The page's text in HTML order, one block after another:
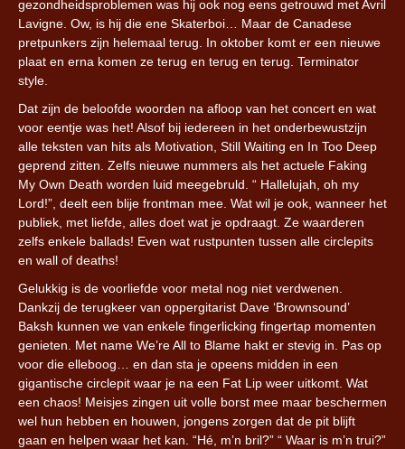
gezondheidsproblemen was hij ook nog eens getrouwd met Avril
Lavigne. Ow, is hij die ene Skaterboi… Maar de Canadese
pretpunkers zijn helemaal terug. In oktober komt er een nieuwe
plaat en erna komen ze terug en terug en terug. Terminator
style.
Dat zijn de beloofde woorden na afloop van het concert en wat
voor eentje was het! Alsof bij iedereen in het onderbewustzijn
alle teksten van hits als Motivation, Still Waiting en In Too Deep
geprend zitten. Zelfs nieuwe nummers als het actuele Faking
My Own Death worden luid meegebruld. “ Hallelujah, oh my
Lord!”, deelt een blije frontman mee. Wat wil je ook, wanneer het
publiek, met liefde, alles doet wat je opdraagt. Ze waarderen
zelfs enkele ballads! Even wat rustpunten tussen alle circlepits
en wall of deaths!
Gelukkig is de voorliefde voor metal nog niet verdwenen.
Dankzij de terugkeer van oppergitarist Dave ‘Brownsound’
Baksh kunnen we van enkele fingerlicking fingertap momenten
genieten. Met name We’re All to Blame hakt er stevig in. Pas op
voor die elleboog… en dan sta je opeens midden in een
gigantische circlepit waar je na een Fat Lip weer uitkomt. Wat
een chaos! Meisjes zingen uit volle borst mee maar beschermen
wel hun hebben en houwen, jongens zorgen dat de pit blijft
gaan en helpen waar het kan. “Hé, m’n bril?” “ Waar is m’n trui?”